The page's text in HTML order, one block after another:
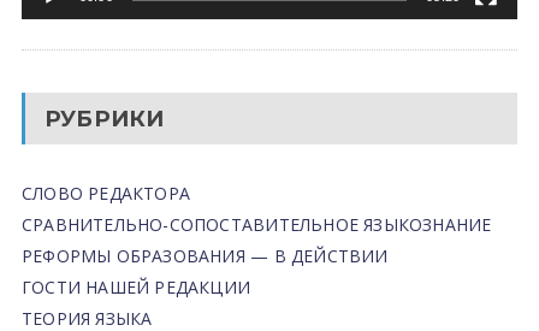
РУБРИКИ
СЛОВО РЕДАКТОРА
СРАВНИТЕЛЬНО-СОПОСТАВИТЕЛЬНОЕ ЯЗЫКОЗНАНИЕ
РЕФОРМЫ ОБРАЗОВАНИЯ — В ДЕЙСТВИИ
ГОСТИ НАШЕЙ РЕДАКЦИИ
ТЕОРИЯ ЯЗЫКА